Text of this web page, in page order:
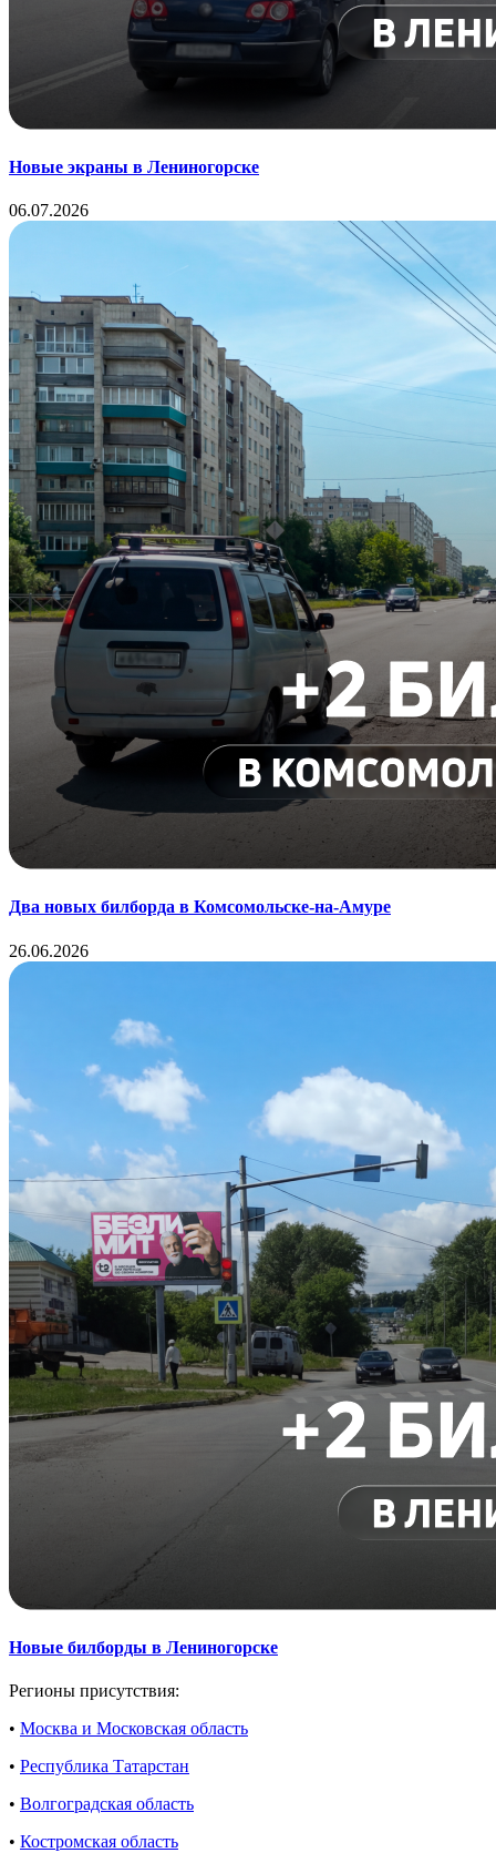
Новые экраны в Лениногорске
06.07.2026
Два новых билборда в Комсомольске-на-Амуре
26.06.2026
Новые билборды в Лениногорске
Регионы присутствия:
• Москва и Московская область
• Республика Татарстан
• Волгоградская область
• Костромская область